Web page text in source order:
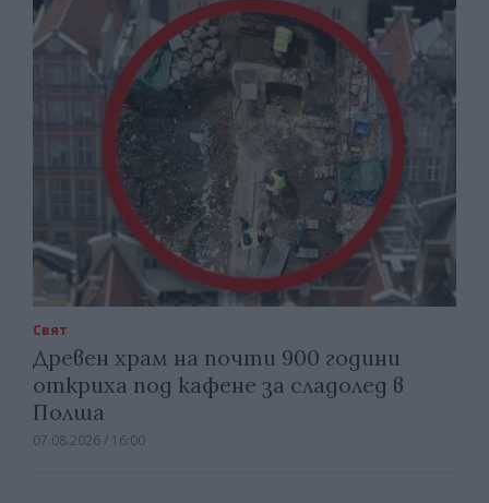
Свят
Древен храм на почти 900 години
откриха под кафене за сладолед в
Полша
07.08.2026 / 16:00